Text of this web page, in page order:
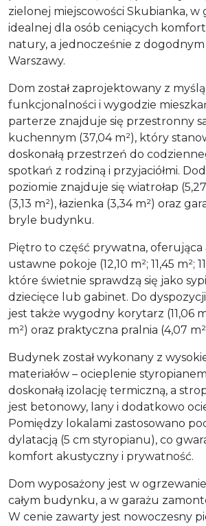
zielonej miejscowości Skubianka, w
idealnej dla osób ceniących komfort
natury, a jednocześnie z
Warszawy.
Dom został zaprojektowany z
funkcjonalności i wygodzie
parterze znajduje się przestronny
kuchennym (37,04 m²), który
doskonałą przestrzeń do
spotkań z rodziną i przyjaciółmi.
poziomie znajduje się wiatrołap
(3,13 m²), łazienka (3,34 m²) oraz
bryle budynku.
Piętro to część prywatna, oferująca
ustawne pokoje (12,10 m²; 11,45 m²;
które świetnie sprawdzą się jako
dziecięce lub gabinet. Do
jest także wygodny korytarz (11,06
m²) oraz praktyczna pralnia (4,07
Budynek został wykonany z
materiałów – ocieplenie
doskonałą izolację termiczną, a
jest betonowy, lany i dodatkowo
Pomiędzy lokalami zastosowano
dylatacją (5 cm styropianu), co
komfort akustyczny i prywatność.
Dom wyposażony jest w
całym budynku, a w garażu
W cenie zawarty jest nowoczesny